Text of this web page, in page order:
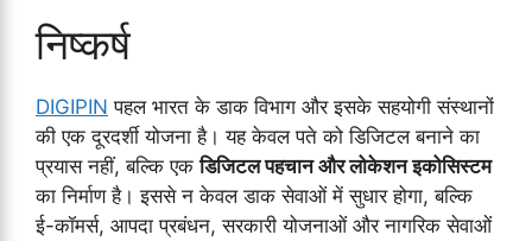
निष्कर्ष
DIGIPIN पहल भारत के डाक विभाग और इसके सहयोगी संस्थानों
की एक दूरदर्शी योजना है। यह केवल पते को डिजिटल बनाने का
प्रयास नहीं, बल्कि एकडिजिटल पहचान और लोकेशन इकोसिस्टम
का निर्माण है। इससे न केवल डाक सेवाओं में सुधार होगा, बल्कि
ई-कॉमर्स, आपदा प्रबंधन, सरकारी योजनाओं और नागरिक सेवाओं